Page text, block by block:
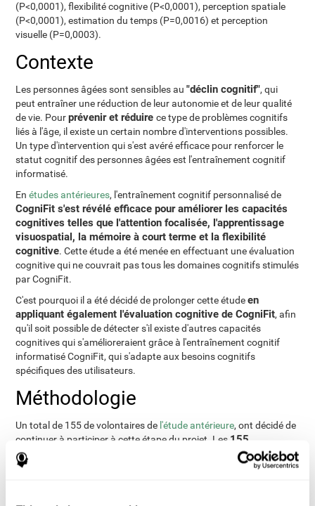
(P<0,0001), flexibilité cognitive (P<0,0001), perception spatiale
(P<0,0001), estimation du temps (P=0,0016) et perception
visuelle (P=0,0003).
Contexte
Les personnes âgées sont sensibles au"déclin cognitif", qui
peut entraîner une réduction de leur autonomie et de leur qualité
de vie. Pourprévenir et réduirece type de problèmes cognitifs
liés à l'âge, il existe un certain nombre d'interventions possibles.
Un type d'intervention qui s'est avéré efficace pour renforcer le
statut cognitif des personnes âgées est l'entraînement cognitif
informatisé.
Enétudes antérieures, l'entraînement cognitif personnalisé de
CogniFit s'est révélé efficace pour améliorer les capacités
cognitives telles que l'attention focalisée, l'apprentissage
visuospatial, la mémoire à court terme et la flexibilité
cognitive. Cette étude a été menée en effectuant une évaluation
cognitive qui ne couvrait pas tous les domaines cognitifs stimulés
par CogniFit.
C'est pourquoi il a été décidé de prolonger cette étudeen
appliquant également l'évaluation cognitive de CogniFit, afin
qu'il soit possible de détecter s'il existe d'autres capacités
cognitives qui s'amélioreraient grâce à l'entraînement cognitif
informatisé CogniFit, qui s'adapte aux besoins cognitifs
spécifiques des utilisateurs.
Méthodologie
Un total de 155 de volontaires de l'étude antérieure, ont décidé de
continuer à participer à cette étape du projet. Les 155
participants
sont été répartis au hasard en deux groupes
d'entraînement : un groupe a effectué l'entraînement cognitif